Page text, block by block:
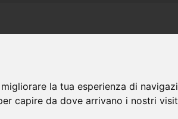
la tua esperienza di
capire da dove arrivano i nostri